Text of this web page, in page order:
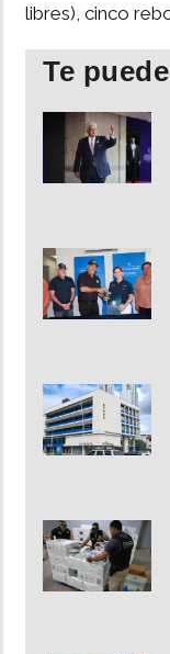
libres), cinco
Te